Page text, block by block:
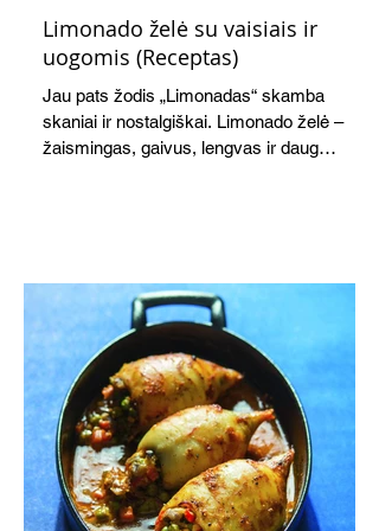
Limonado želė su vaisiais ir
uogomis (Receptas)
Jau pats žodis „Limonadas“ skamba
skaniai ir nostalgiškai. Limonado želė –
žaismingas, gaivus, lengvas ir daug